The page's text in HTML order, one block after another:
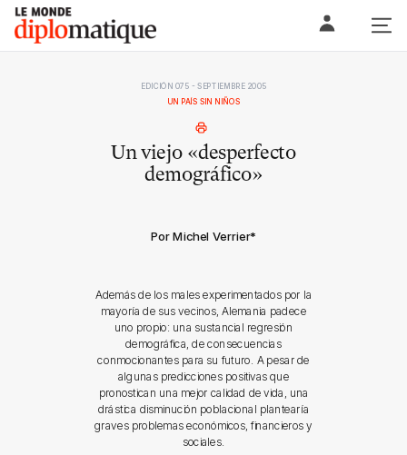
Skip
content
Le monde diplomatique
EDICIÓN 075 - SEPTIEMBRE 2005
UN PAÍS SIN NIÑOS
Un viejo «desperfecto
demográfico»
Por Michel Verrier*
Además de los males experimentados por la
mayoría de sus vecinos, Alemania padece
uno propio: una sustancial regresión
demográfica, de consecuencias
conmocionantes para su futuro. A pesar de
algunas predicciones positivas que
pronostican una mejor calidad de vida, una
drástica disminución poblacional plantearía
graves problemas económicos, financieros y
sociales.